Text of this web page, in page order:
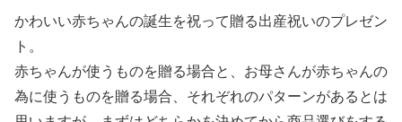
かわいい赤ちゃんの誕生を祝って贈る出産祝いのプレゼン
ト。
赤ちゃんが使うものを贈る場合と、お母さんが赤ちゃんの
為に使うものを贈る場合、それぞれのパターンがあるとは